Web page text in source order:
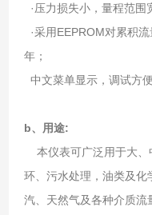
·压力损失小，量程范围
·采用EEPROM对累积
年；
中文菜单显示，调试方便
b、用途:
本仪表可广泛用于大、
环、污水处理，油类及化
汽、天然气及各种介质流